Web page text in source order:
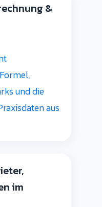
&
und die
aus
im